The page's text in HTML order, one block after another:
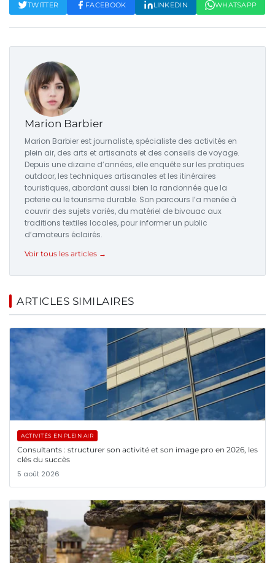
TWITTER FACEBOOK LINKEDIN WHATSAPP
Marion Barbier
Marion Barbier est journaliste, spécialiste des activités en
plein air, des arts et artisanats et des conseils de voyage.
Depuis une dizaine d’années, elle enquête sur les pratiques
outdoor, les techniques artisanales et les itinéraires
touristiques, abordant aussi bien la randonnée que la
poterie ou le tourisme durable. Son parcours l’a menée à
couvrir des sujets variés, du matériel de bivouac aux
traditions textiles locales, pour informer un public
d’amateurs éclairés.
Voir tous les articles →
ARTICLES SIMILAIRES
ACTIVITÉS EN PLEIN AIR
Consultants : structurer son activité et son image pro en 2026, les
clés du succès
5 août 2026